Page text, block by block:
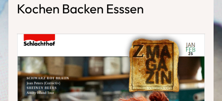
Kochen Backen Esssen